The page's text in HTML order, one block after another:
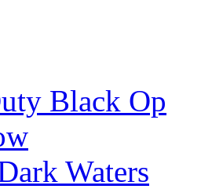
Black Op
Waters